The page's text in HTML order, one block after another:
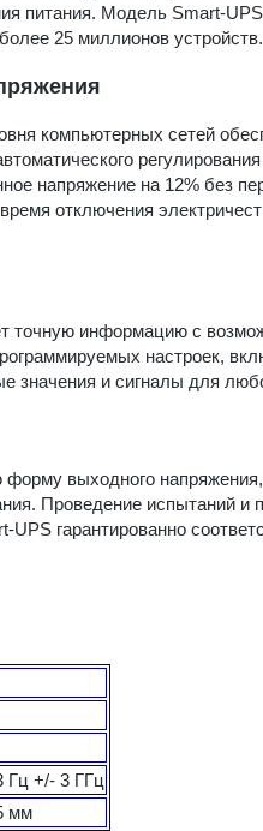
питания. Модель Smart-
25 миллионов устройств.
компьютерных сетей
напряжение на 12% без
отключения
точную информацию с
настроек,
значения и сигналы для
выходного
Проведение испытаний
UPS гарантированно
Гц +/- 3 ГГц
мм